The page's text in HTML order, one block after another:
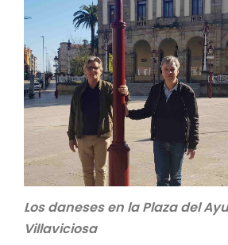
Los daneses en la Plaza del
Villaviciosa